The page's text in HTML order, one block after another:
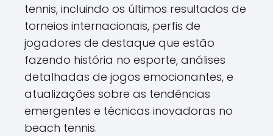
tennis, incluindo os últimos resultados de
torneios internacionais, perfis de
jogadores de destaque que estão
fazendo história no esporte, análises
detalhadas de jogos emocionantes, e
atualizações sobre as tendências
emergentes e técnicas inovadoras no
beach tennis.